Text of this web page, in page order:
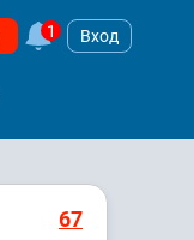
1 Вход
67